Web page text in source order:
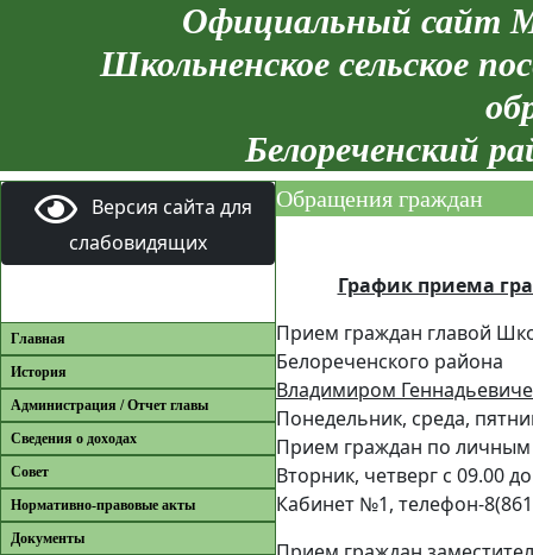
Официальный сайт
Школьненское сельское
Белореченский
Версия сайта для
слабовидящих
Главная
История
Администрация / Отчет главы
Сведения о доходах
Совет
Нормативно-правовые акты
Документы
Обращения граждан
График приема
Прием граждан главой
Белореченского района
Владимиром
Понедельник, среда,
Прием граждан по
Вторник, четверг с 09.00
Кабинет №1, телефон-